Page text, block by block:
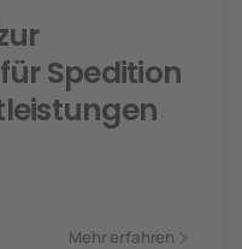
Spedition
Mehr erfahren